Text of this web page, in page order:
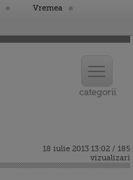
Vremea
18 iulie 2013 13:02 / 185
vizualizari